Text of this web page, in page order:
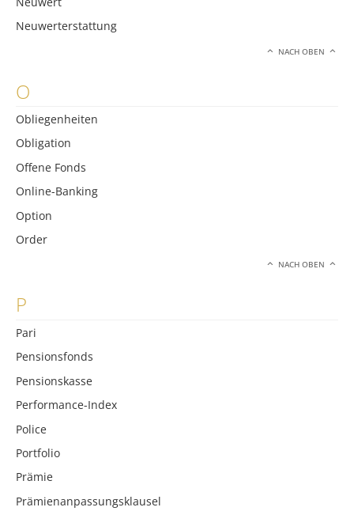
Neuwerterstattung
NACH OBEN
O
Obliegenheiten
Obligation
Offene Fonds
Online-Banking
Option
Order
NACH OBEN
P
Pari
Pensionsfonds
Pensionskasse
Performance-Index
Police
Portfolio
Prämie
Prämienanpassungsklausel